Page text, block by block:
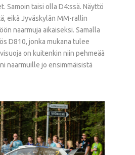
Samoin taisi olla D4:ssä. Näyttö
eikä Jyväskylän MM-rallin
naarmuja aikaiseksi. Samalla
D810, jonka mukana tulee
on kuitenkin niin pehmeää
naarmuille jo ensimmäisistä